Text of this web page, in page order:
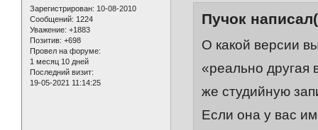
Зарегистрирован: 10-08-2010
Сообщений: 1224
Уважение: +1883
Позитив: +698
Провел на форуме:
1 месяц 10 дней
Последний визит:
19-05-2021 11:14:25
Пучок
О какой версии
«реально другая
же студийную
Если она у вас